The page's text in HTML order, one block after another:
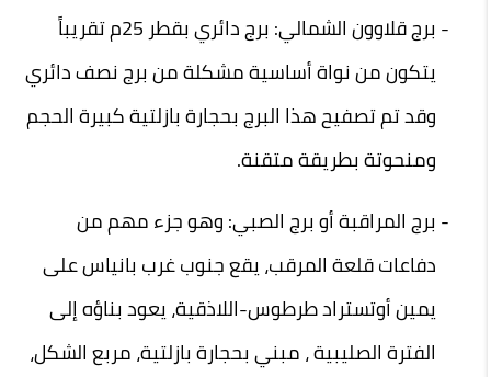
برج قلاوون الشمالي: برج دائري بقطر 25م تقريباً
يتكون من نواة أساسية مشكلة من برج نصف دائري
وقد تم تصفيح هذا البرج بحجارة بازلتية كبيرة الحجم
ومنحوتة بطريقة متقنة.
برج المراقبة أو برج الصبي: وهو جزء مهم من
دفاعات قلعة المرقب، يقع جنوب غرب بانياس على
يمين أوتستراد طرطوس-اللاذقية، يعود بناؤه إلى
الفترة الصليبية ، مبني بحجارة بازلتية، مربع الشكل،